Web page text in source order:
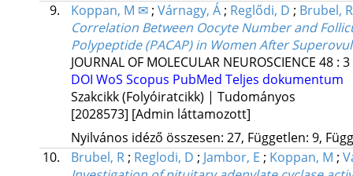
9.
Koppan, M ✉ ; Várnagy, Á ; Reglődi, D ; Brubel, R
Correlation Between Oocyte Number and
Polypeptide (PACAP) in Women After
JOURNAL OF MOLECULAR NEUROSCIENCE 48: 3
DOI WoS Scopus PubMed Teljes dokumentum
Szakcikk (Folyóiratcikk) | Tudományos
[2028573] [Admin láttamozott]
Nyilvános idéző összesen: 27, Független: 9,
10.
Brubel, R ; Reglodi, D ; Jambor, E ; Koppan, M ;